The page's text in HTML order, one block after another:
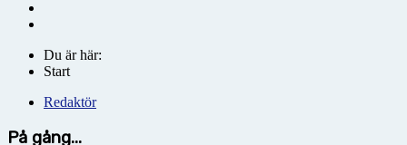
Du är här:
Start
Redaktör
På gång...